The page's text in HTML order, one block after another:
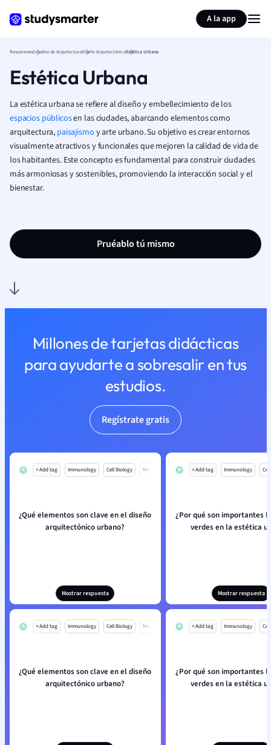
A la app
ResumenesEstudios de ArquitecturaDiseño ArquitectónicoEstética Urbana
Estética Urbana
La estética urbana se refiere al diseño y embellecimiento de los
espacios públicosen las ciudades, abarcando elementos como
arquitectura, paisajismo y arte urbano. Su objetivo es crear entornos
visualmente atractivos y funcionales que mejoren la calidad de vida de
los habitantes. Este concepto es fundamental para construir ciudades
más armoniosas y sostenibles, promoviendo la interacción social y el
bienestar.
Pruéablo tú mismo
Millones de tarjetas didácticas
para ayudarte a sobresalir en tus
estudios.
Regístrate gratis
+ Add tag Immunology Cell Biology Mo
¿Qué elementos son clave en el diseño
arquitectónico urbano?
Mostrar respuesta
+ Add tag Immunology
¿Por qué son importantes
verdes en la estética
Mostrar respuesta
+ Add tag Immunology Cell Biology Mo
¿Qué elementos son clave en el diseño
arquitectónico urbano?
+ Add tag Immunology
¿Por qué son importantes
verdes en la estética
Resumir página